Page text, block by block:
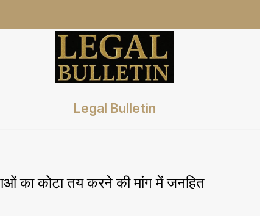
Legal Bulletin
का कोटा तय करने की मांग में जनहित